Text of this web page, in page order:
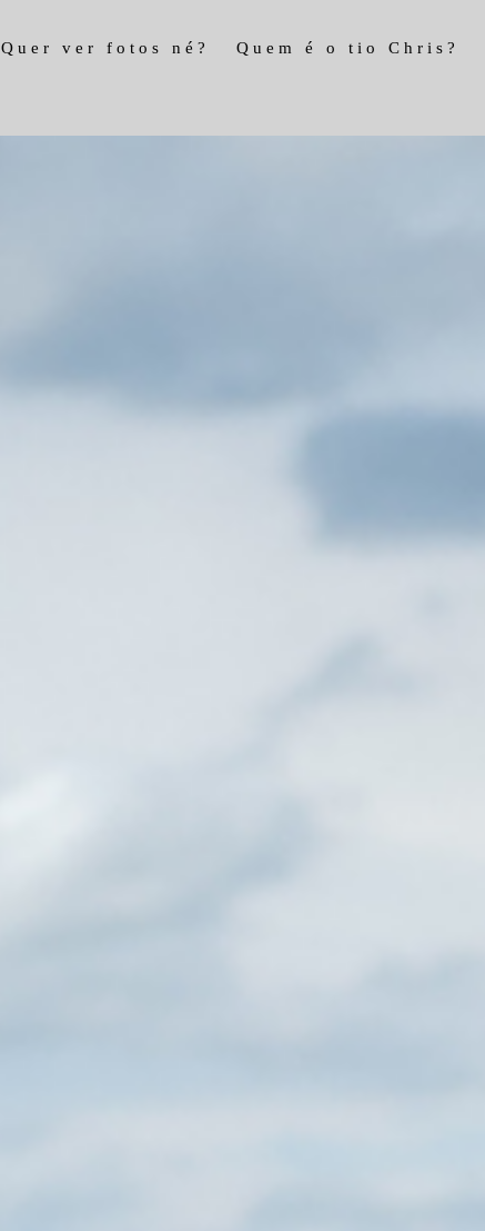
Quer ver fotos né? Quem é o tio Chris?